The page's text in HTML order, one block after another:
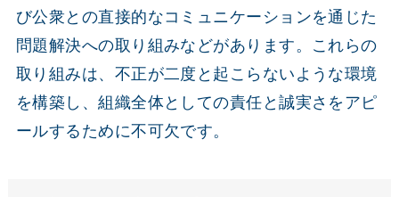
び公衆との直接的なコミュニケーションを通じた
問題解決への取り組みなどがあります。これらの
取り組みは、不正が二度と起こらないような環境
を構築し、組織全体としての責任と誠実さをアピ
ールするために不可欠です。